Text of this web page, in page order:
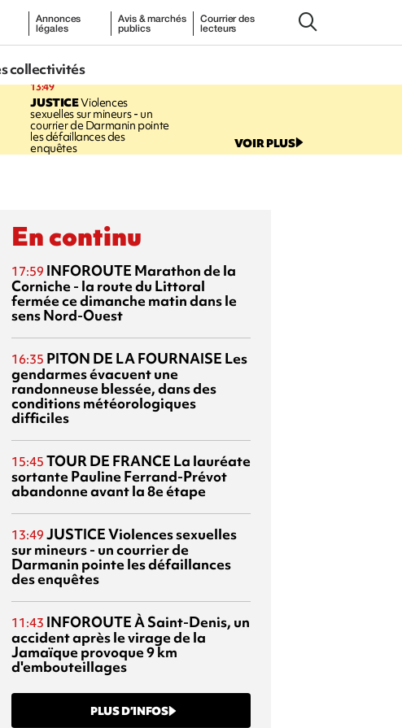
Annonces
légales
Avis & marchés
publics
Courrier des
lecteurs
collectivités
13:49
JUSTICEViolences
sexuelles sur mineurs - un
courrier de Darmanin pointe
les défaillances des
enquêtes VOIR PLUS
En continu
17:59 INFOROUTE Marathon de la
Corniche - la route du Littoral
fermée ce dimanche matin dans le
sens Nord-Ouest
16:35 PITON DE LA FOURNAISE Les
gendarmes évacuent une
randonneuse blessée, dans des
conditions météorologiques
difficiles
15:45 TOUR DE FRANCE La lauréate
sortante Pauline Ferrand-Prévot
abandonne avant la 8e étape
13:49 JUSTICEViolences sexuelles
sur mineurs - un courrier de
Darmanin pointe les défaillances
des enquêtes
11:43 INFOROUTEÀ Saint-Denis, un
accident après le virage de la
Jamaïque provoque 9 km
d'embouteillages
PLUS D’INFOS